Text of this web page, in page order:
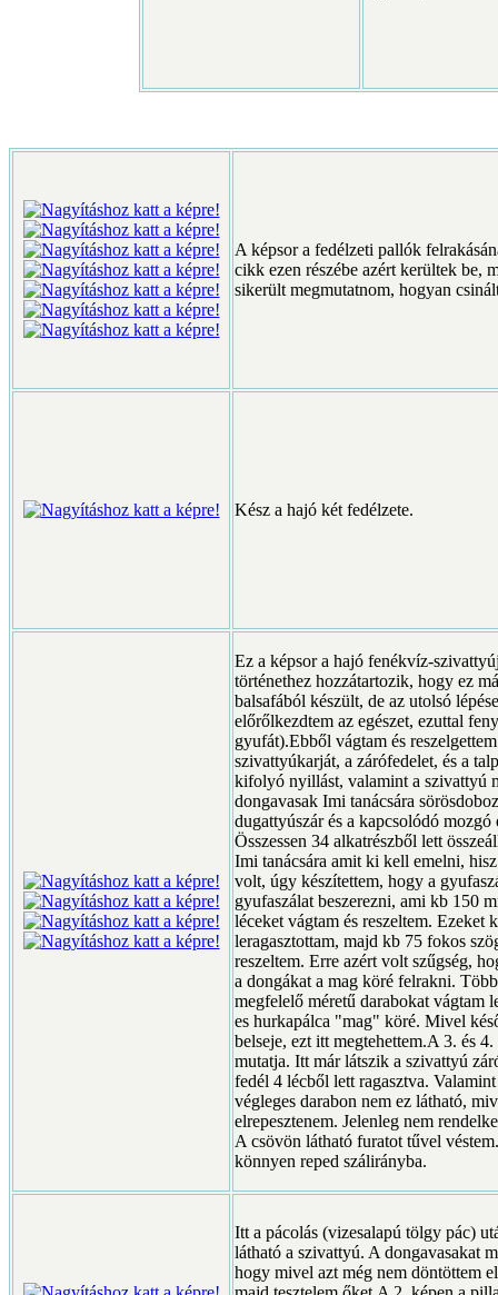
A képsor a fedélzeti pallók
cikk ezen részébe azért kerültek be,
sikerült megmutatnom, hogyan
Kész a hajó két fedélzete.
Ez a képsor a hajó fenékvíz-
történethez hozzátartozik, hogy ez
balsafából készült, de az utolsó
előrőlkezdtem az egészet, ezuttal
gyufát).Ebből vágtam és
szivattyúkarját, a zárófedelet, és a
kifolyó nyillást, valamint a szivattyú
dongavasak Imi tanácsára
dugattyúszár és a kapcsolódó
Összessen 34 alkatrészből lett
Imi tanácsára amit ki kell emelni,
volt, úgy készítettem, hogy a
gyufaszálat beszerezni, ami kb 150
léceket vágtam és reszeltem. Ezeket
leragasztottam, majd kb 75 fokos
reszeltem. Erre azért volt szűgség,
a dongákat a mag köré felrakni.
megfelelő méretű darabokat vágtam
es hurkapálca "mag" köré. Mivel
belseje, ezt itt megtehettem.A 3. és
mutatja. Itt már látszik a szivattyú
fedél 4 lécből lett ragasztva.
végleges darabon nem ez látható,
elrepesztenem. Jelenleg nem
A csövön látható furatot tűvel
könnyen reped szálirányba.
Itt a pácolás (vizesalapú tölgy pác)
látható a szivattyú. A dongavasakat
hogy mivel azt még nem döntöttem